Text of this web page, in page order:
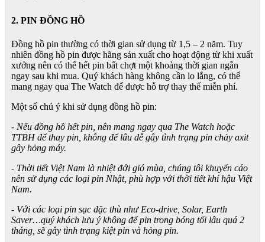
2. PIN ĐỒNG HỒ
Đồng hồ pin thường có thời gian sử dụng từ 1,5 – 2 năm. Tuy
nhiên đồng hồ pin được hãng sản xuất cho hoạt động từ khi xuất
xưởng nên có thể hết pin bất chợt một khoảng thời gian ngắn
ngay sau khi mua. Quý khách hàng không cần lo lắng, có thể
mang ngay qua The Watch để được hỗ trợ thay thế miễn phí.
Một số chú ý khi sử dụng đồng hồ pin:
- Nếu đồng hồ hết pin, nên mang ngay qua The Watch hoặc
TTBH để thay pin, không để lâu dễ gây tình trạng pin chảy axit
gây hỏng máy.
- Thời tiết Việt Nam là nhiệt đới gió mùa, chúng tôi khuyến cáo
nên sử dụng các loại pin Nhật, phù hợp với thời tiết khí hậu Việt
Nam.
- Với các loại pin sạc đặc thù như Eco-drive, Solar, Earth
Saver…quý khách lưu ý không để pin trong bóng tối lâu quá 2
tháng, sẽ gây tình trạng kiệt pin và hỏng pin.